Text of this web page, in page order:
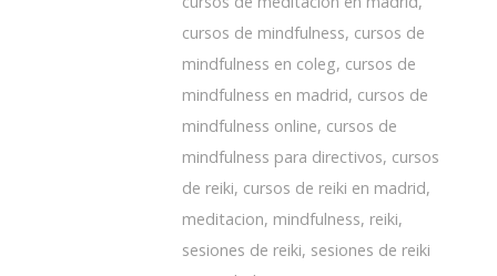
cursos de mindfulness, cursos de
mindfulness en coleg, cursos de
mindfulness en madrid, cursos de
mindfulness online, cursos de
mindfulness para directivos, cursos
de reiki, cursos de reiki en madrid,
meditacion, mindfulness, reiki,
sesiones de reiki, sesiones de reiki